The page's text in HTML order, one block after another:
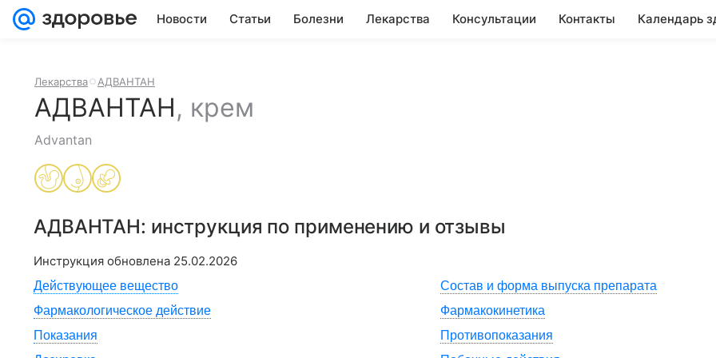
Новости Статьи Болезни Лекарства Консультации Контакты Календарь
Лекарства АДВАНТАН
АДВАНТАН, крем
Advantan
АДВАНТАН: инструкция по применению и отзывы
Инструкция обновлена 25.02.2026
Действующее вещество
Состав и форма выпуска препарата
Фармакологическое действие
Фармакокинетика
Показания
Противопоказания